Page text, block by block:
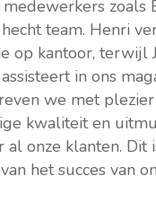
zoals
team. Henri
op kantoor, terwijl
in ons
we met
kwaliteit en
al onze klanten. Dit
het succes van